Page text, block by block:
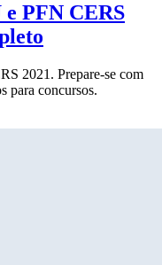
PFN CERS
2021. Prepare-se com
para concursos.